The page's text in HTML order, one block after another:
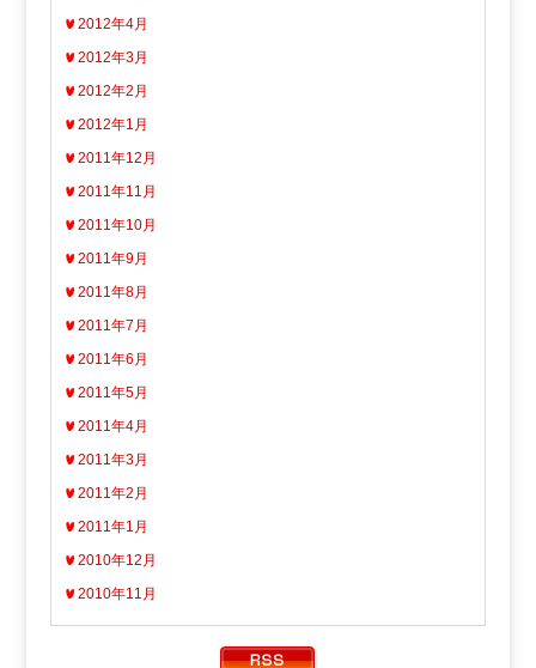
2012年4月
2012年3月
2012年2月
2012年1月
2011年12月
2011年11月
2011年10月
2011年9月
2011年8月
2011年7月
2011年6月
2011年5月
2011年4月
2011年3月
2011年2月
2011年1月
2010年12月
2010年11月